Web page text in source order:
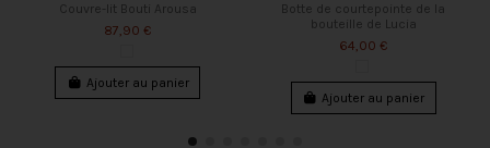
Couvre-lit Bouti Arousa
87,90 €
Ajouter au panier
Botte de courtepointe de la
bouteille de Lucia
64,00 €
Ajouter au panier